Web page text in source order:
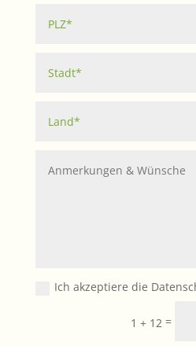
Ich akzeptiere die
1 + 12 =